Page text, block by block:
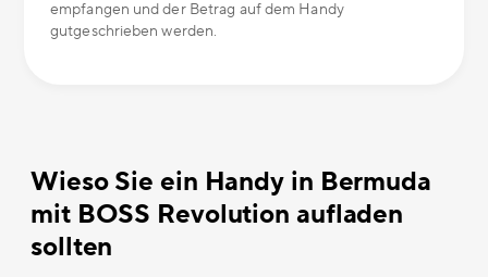
empfangen und der Betrag auf dem Handy
gutgeschrieben werden.
Wieso Sie ein Handy in Bermuda
mit BOSS Revolution aufladen
sollten